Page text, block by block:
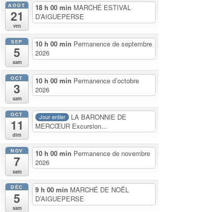
AOÛT
21
ven
18 h 00 min MARCHÉ ESTIVAL
D’AIGUEPERSE
SEP
5
sam
10 h 00 min Permanence de septembre
2026
OCT
3
sam
10 h 00 min Permanence d’octobre
2026
OCT
11
dim
Jour entier
LA BARONNIE DE
MERCŒUR Excursion...
NOV
7
sam
10 h 00 min Permanence de novembre
2026
DÉC
5
sam
9 h 00 min MARCHÉ DE NOËL
D’AIGUEPERSE